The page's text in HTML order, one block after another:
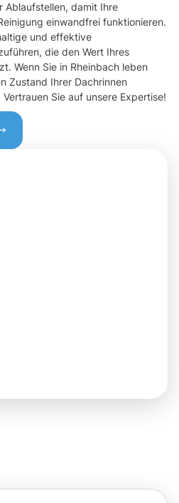
damit Ihre
einwandfrei funktionieren.
und effektive
die den Wert Ihres
Wenn Sie in Rheinbach leben
Zustand Ihrer Dachrinnen
Sie auf unsere Expertise!